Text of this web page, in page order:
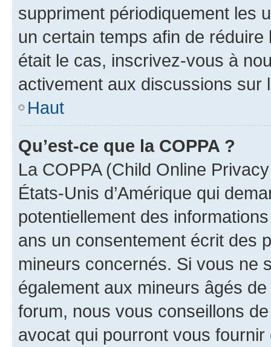
suppriment périodiquement les
un certain temps afin de
était le cas, inscrivez-vous à
activement aux discussions sur
Haut
Qu’est-ce que la COPPA ?
La COPPA (Child Online
États-Unis d’Amérique qui
potentiellement des
ans un consentement écrit des
mineurs concernés. Si vous ne
également aux mineurs âgés
forum, nous vous conseillons
avocat qui pourront vous